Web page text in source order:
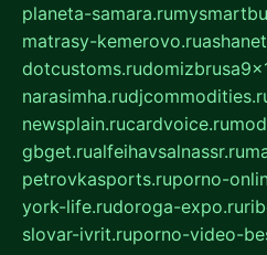
planeta-samara.ru
matrasy-kemerovo.ru
dotcustoms.ru
narasimha.ru
newsplain.rucardvoice.ru
gbget.rualfeihavsalnassr.ru
petrovkasports.ruporno-
york-life.rudoroga-expo.ru
slovar-ivrit.ruporno-video-